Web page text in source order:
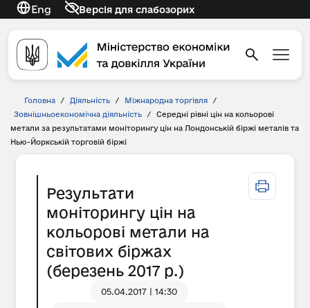
Eng Версія для слабозорих
Головна / Діяльність / Міжнародна торгівля
/
Зовнішньоекономічна діяльність
/
Середні рівні цін на кольорові
метали за результатами моніторингу цін на Лондонській біржі металів та
Нью-Йоркській торговій біржі
Результати
моніторингу цін на
кольорові метали на
світових біржах
(березень 2017 р.)
05.04.2017 | 14:30